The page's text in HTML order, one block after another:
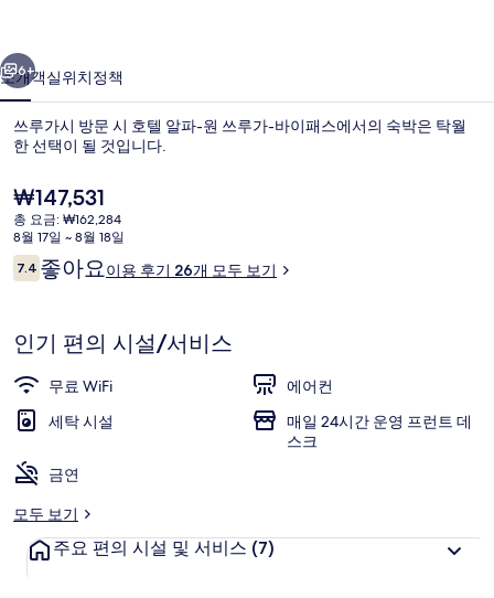
가-
바
이
스
의
사
갤
러
리
6+
소개객실위치정책
쓰루가시 방문 시 호텔 알파-원 쓰루가-바이패스에서의 숙박은 탁월
한 선택이 될 것입니다.
현
재
가
격
은
₩147,531
총 요금: ₩162,284
8월 17일 ~ 8월 18일
이
용
기
7.410점 만점 중 7.4점.
좋아요이용 후기 26개 모두 보기
인기 편의 시설/서비스
무료 WiFi
에어컨
세탁 시설
매일 24시간 운영 프런트 데
스크
금연
모두 보기
주요 편의 시설 및 서비스 (7)